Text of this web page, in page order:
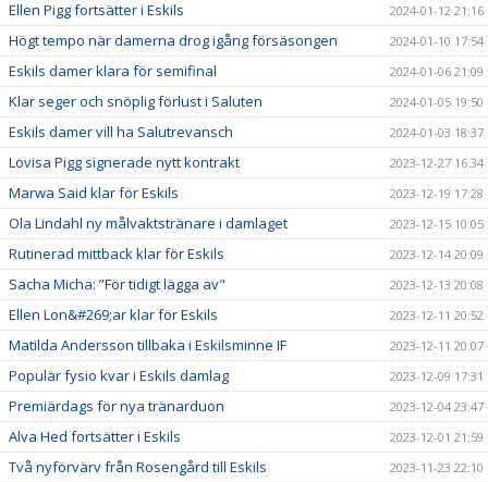
Ellen Pigg fortsätter i Eskils 2024-01-12 21:16
Högt tempo när damerna drog igång försäsongen 2024-01-10 17:54
Eskils damer klara för semifinal 2024-01-06 21:09
Klar seger och snöplig förlust i Saluten 2024-01-05 19:50
Eskils damer vill ha Salutrevansch 2024-01-03 18:37
Lovisa Pigg signerade nytt kontrakt 2023-12-27 16:34
Marwa Said klar för Eskils 2023-12-19 17:28
Ola Lindahl ny målvaktstränare i damlaget 2023-12-15 10:05
Rutinerad mittback klar för Eskils 2023-12-14 20:09
Sacha Micha: ”För tidigt lägga av" 2023-12-13 20:08
Ellen Lon&#269;ar klar för Eskils 2023-12-11 20:52
Matilda Andersson tillbaka i Eskilsminne IF 2023-12-11 20:07
Populär fysio kvar i Eskils damlag 2023-12-09 17:31
Premiärdags för nya tränarduon 2023-12-04 23:47
Alva Hed fortsätter i Eskils 2023-12-01 21:59
Två nyförvärv från Rosengård till Eskils 2023-11-23 22:10